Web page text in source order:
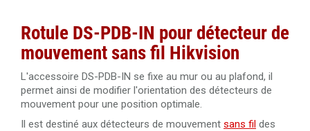
Rotule DS-PDB-IN pour détecteur de
mouvement sans fil Hikvision
L'accessoire DS-PDB-IN se fixe au mur ou au plafond, il
permet ainsi de modifier l'orientation des détecteurs de
mouvement pour une position optimale.
Il est destiné aux détecteurs de mouvement sans fil des